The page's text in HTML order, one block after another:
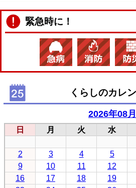
緊急時に！
くらしのカレ